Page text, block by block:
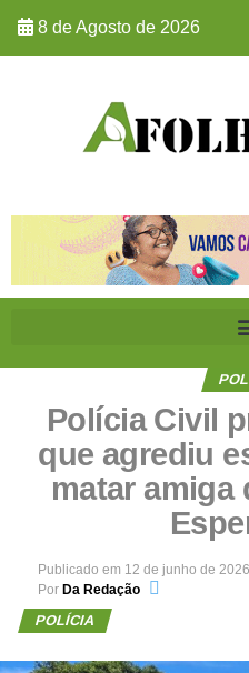
8 de Agosto de 2026
Polícia Civil
que agrediu
matar amiga
Publicado em 12 de junho de 2026
Por Da Redação
POLÍCIA